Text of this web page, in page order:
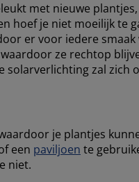
met nieuwe
hoef je niet moeilijk te
er voor iedere
ze rechtop
solarverlichting zal
je plantjes
een paviljoen te
niet.